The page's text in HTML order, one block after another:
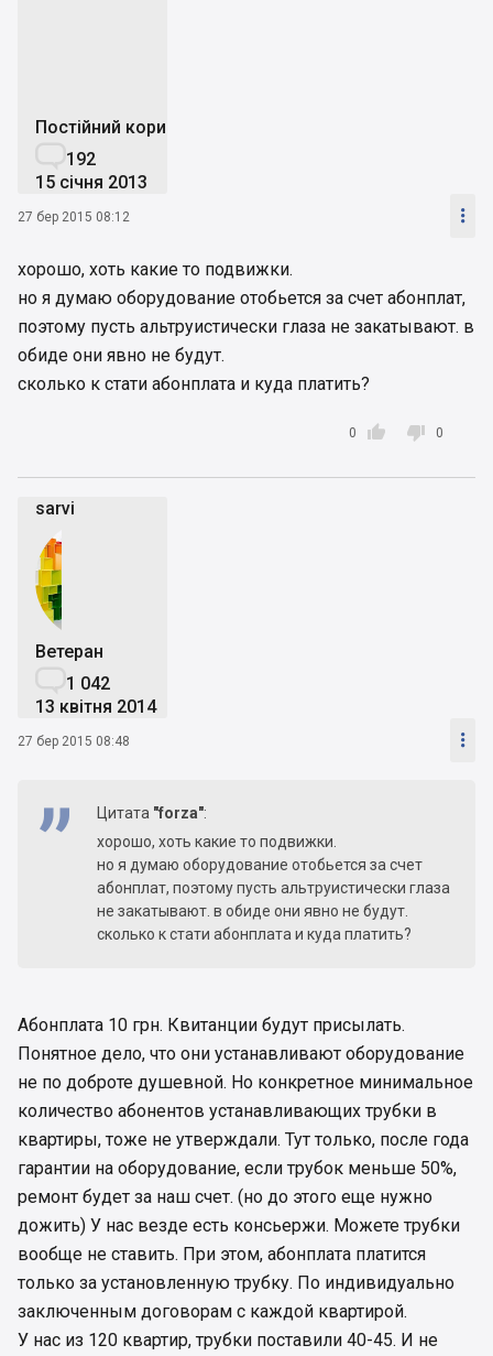
Постійний користувач
192
15 січня 2013
27 бер 2015 08:12 
хорошо, хоть какие то подвижки.
но я думаю оборудование отобьется за счет абонплат,
поэтому пусть альтруистически глаза не закатывают. в
обиде они явно не будут.
сколько к стати абонплата и куда платить?

0  0
sarvi
Ветеран
1 042
13 квітня 2014
27 бер 2015 08:48 
Цитата "forza":
хорошо, хоть какие то подвижки.
но я думаю оборудование отобьется за счет
абонплат, поэтому пусть альтруистически глаза
не закатывают. в обиде они явно не будут.
сколько к стати абонплата и куда платить?
Абонплата 10 грн. Квитанции будут присылать.
Понятное дело, что они устанавливают оборудование
не по доброте душевной. Но конкретное минимальное
количество абонентов устанавливающих трубки в
квартиры, тоже не утверждали. Тут только, после года
гарантии на оборудование, если трубок меньше 50%,
ремонт будет за наш счет. (но до этого еще нужно
дожить) У нас везде есть консьержи. Можете трубки
вообще не ставить. При этом, абонплата платится
только за установленную трубку. По индивидуально
заключенным договорам с каждой квартирой.
У нас из 120 квартир, трубки поставили 40-45. И не